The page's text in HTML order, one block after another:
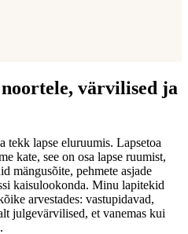
värvilised ja
tekk lapse eluruumis. Lapsetoa
kate, see on osa lapse ruumist,
mängusõite, pehmete asjade
kaisulookonda. Minu lapitekid
arvestades: vastupidavad,
julgevärvilised, et vanemas kui